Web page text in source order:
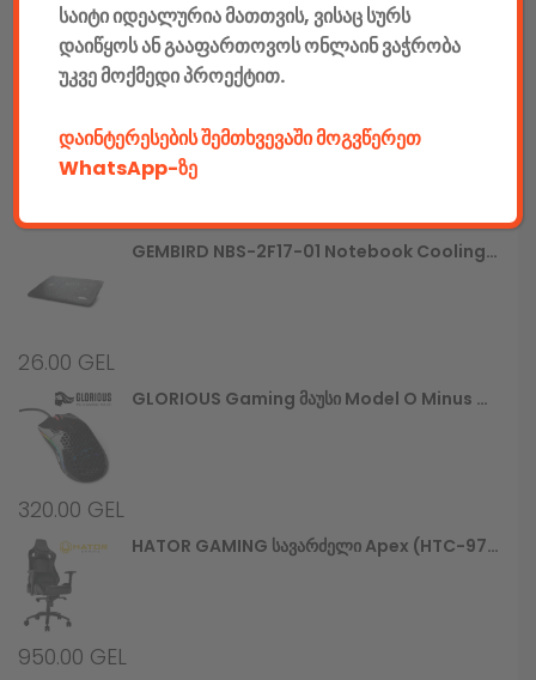
790.00GEL
25.00GEL
GEMBIRD NBS-2F17-01 Notebook Cooling Stand
26.00 GEL
GLORIOUS Gaming Მაუსი Model O Minus Glossy, Black (GOM-GBlack)
320.00 GEL
HATOR GAMING Სავარძელი Apex (HTC-970) Alcantara Black
950.00 GEL
საიტი იდეალურია მათთვის, ვისაც სურს
დაიწყოს ან გააფართოვოს ონლაინ ვაჭრობა
უკვე მოქმედი პროექტით.
დაინტერესების შემთხვევაში მოგვწერეთ
WhatsApp-ზე